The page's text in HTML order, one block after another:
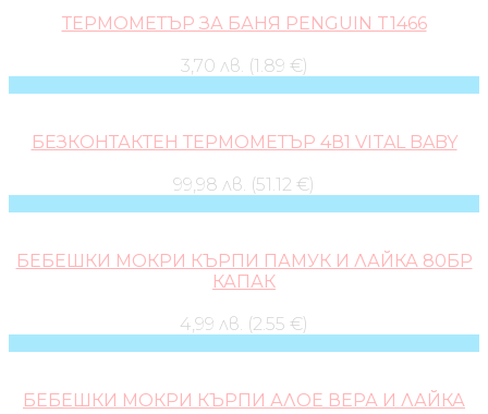
ТЕРМОМЕТЪР ЗА БАНЯ PENGUIN T1466
3,70 лв. (1.89 €)
БЕЗКОНТАКТЕН ТЕРМОМЕТЪР 4В1 VITAL BABY
99,98 лв. (51.12 €)
БЕБЕШКИ МОКРИ КЪРПИ ПАМУК И ЛАЙКА 80БР
КАПАК
4,99 лв. (2.55 €)
БЕБЕШКИ МОКРИ КЪРПИ АЛОЕ ВЕРА И ЛАЙКА